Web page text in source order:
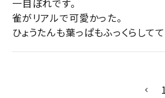
一目ぼれです。
雀がリアルで可愛かった。
ひょうたんも葉っぱもふっくらして
1